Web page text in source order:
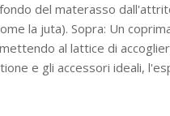
del materasso
la juta). Sopra: Un
al lattice di
e gli accessori ideali,